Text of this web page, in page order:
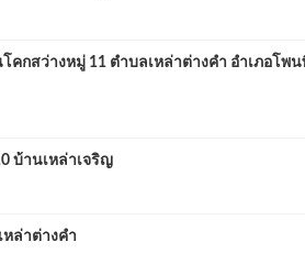
กสว่างหมู่ 11 ตำบลเหล่าต่างคำ อำเภอโพ
บ้านเหล่าเจริญ
ล่าต่างคำ